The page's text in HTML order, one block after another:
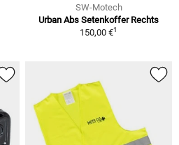
SW-Motech
Urban Abs Setenkoffer Rechts
150,00 €1